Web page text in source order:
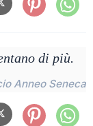
di più.
Anneo Seneca